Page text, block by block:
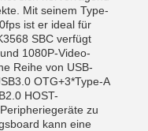
Mit seinem Type-
ist er ideal für
SBC verfügt
1080P-Video-
Reihe von USB-
OTG+3*Type-A
HOST-
zu
kann eine